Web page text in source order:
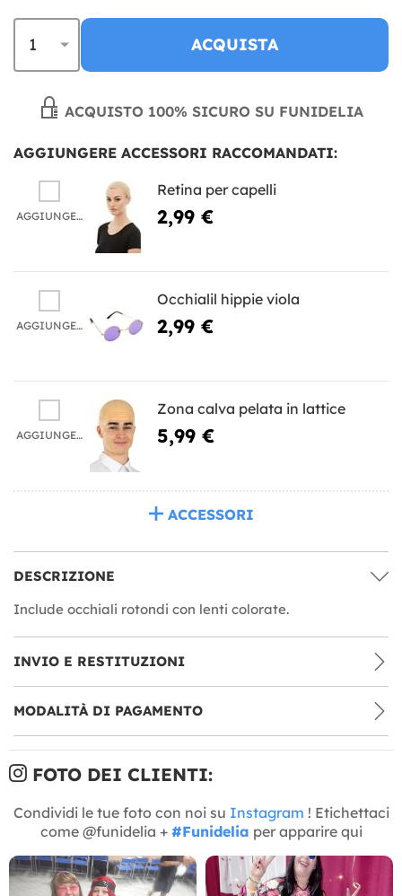
ACQUISTA
ACQUISTO 100% SICURO SU FUNIDELIA
AGGIUNGERE ACCESSORI RACCOMANDATI:
AGGIUNGERE
Retina per capelli
2,99 €
AGGIUNGERE
Occhialil hippie viola
2,99 €
AGGIUNGERE
Zona calva pelata in lattice
5,99 €
ACCESSORI
DESCRIZIONE
Include occhiali rotondi con lenti colorate.
INVIO E RESTITUZIONI
MODALITÀ DI PAGAMENTO
FOTO DEI CLIENTI:
Condividi le tue foto con noi su Instagram ! Etichettaci
come @funidelia + #Funidelia per apparire qui